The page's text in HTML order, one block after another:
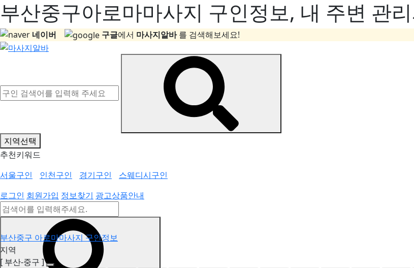
부산중구아로마마사지 구인정보, 내 주변 관
네이버 구글에서 마사지알바를 검색해보세요!
지역선택
추천키워드
서울구인
인천구인 경기구인
스웨디시구인
로그인 회원가입 정보찾기 광고상품안내
부산중구 아로마마사지 구인정보
지역
[ 부산-중구 ]